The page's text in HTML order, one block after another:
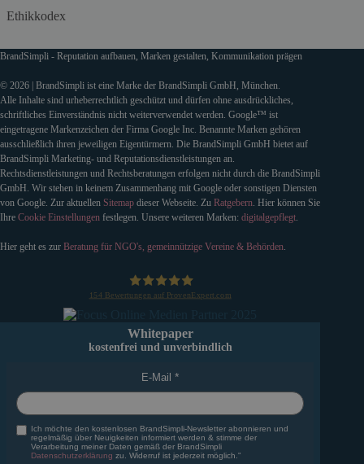
Ethikkodex
BrandSimpli - Reputation aufbauen, Marken gestalten, Kommunikation prägen
© 2026 | BrandSimpli ist eine Marke der BrandSimpli GmbH, München.
Alle Inhalte sind urheberrechtlich geschützt und dürfen ohne ausdrückliches,
schriftliches Einverständnis nicht weiterverwendet werden. Google™ ist
eingetragene Markenzeichen der Firma Google Inc. Benannte Marken gehören
ausschließlich ihren jeweiligen Eigentürmern. Die BrandSimpli GmbH bietet auf
BrandSimpli Marketing- und Reputationsdienstleistungen an.
Rechtsdienstleistungen und Rechtsberatungen erfolgen nicht durch die BrandSimpli
GmbH. Wir stehen in keinem Zusammenhang mit Google oder sonstigen Diensten
von Google. Zur aktuellen Sitemap dieser Webseite. Zu Ratgebern . Hier können Sie
Ihre Cookie Einstellungen festlegen. Unsere weiteren Marken: digitalgepflegt
Hier geht es zur Beratung für NGO's, gemeinnützige Vereine & Behörden
154 Bewertungen auf ProvenExpert.com
Whitepaper
kostenfrei und unverbindlich
E-Mail
Ich möchte den kostenlosen BrandSimpli-Newsletter abonnieren und
regelmäßig über Neuigkeiten informiert werden & stimme der
Verarbeitung meiner Daten gemäß der BrandSimpli
Datenschutzerklärung zu. Widerruf ist jederzeit möglich."